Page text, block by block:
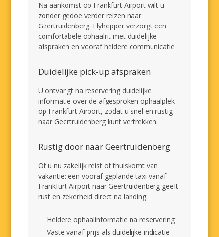
Na aankomst op Frankfurt Airport wilt u
zonder gedoe verder reizen naar
Geertruidenberg. Flyhopper verzorgt een
comfortabele ophaalrit met duidelijke
afspraken en vooraf heldere communicatie.
Duidelijke pick-up afspraken
U ontvangt na reservering duidelijke
informatie over de afgesproken ophaalplek
op Frankfurt Airport, zodat u snel en rustig
naar Geertruidenberg kunt vertrekken.
Rustig door naar Geertruidenberg
Of u nu zakelijk reist of thuiskomt van
vakantie: een vooraf geplande taxi vanaf
Frankfurt Airport naar Geertruidenberg geeft
rust en zekerheid direct na landing.
Heldere ophaalinformatie na reservering
Vaste vanaf-prijs als duidelijke indicatie